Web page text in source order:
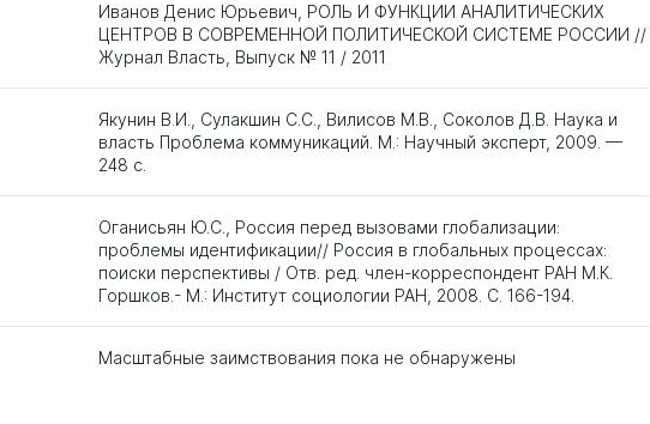
Иванов Денис Юрьевич, РОЛЬ И ФУНКЦИИ АНАЛИТИЧЕСКИХ
ЦЕНТРОВ В СОВРЕМЕННОЙ ПОЛИТИЧЕСКОЙ СИСТЕМЕ РОССИИ //
Журнал Власть, Выпуск № 11 / 2011
Якунин В.И., Сулакшин С.С., Вилисов М.В., Соколов Д.В. Наука и
власть Проблема коммуникаций. М.: Научный эксперт, 2009. —
248 с.
Оганисьян Ю.С., Россия перед вызовами глобализации:
проблемы идентификации// Россия в глобальных процессах:
поиски перспективы / Отв. ред. член-корреспондент РАН М.К.
Горшков.- М.: Институт социологии РАН, 2008. С. 166-194.
Масштабные заимствования пока не обнаружены